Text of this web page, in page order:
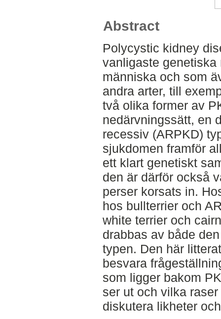
Abstract
Polycystic kidney
vanligaste
människa och som
andra arter, till
två olika former av
nedärvningssätt, en
recessiv (ARPKD)
sjukdomen framför
ett klart genetiskt
den är därför också
perser korsats in.
hos bullterrier och
white terrier och
drabbas av både
typen. Den här
besvara
som ligger bakom
ser ut och vilka
diskutera likheter